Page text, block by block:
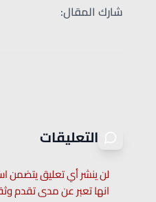
شارك المقال:
التعليقات
لن ينشر أي تعليق يتضمن
انها تعبر عن مدى تقدم